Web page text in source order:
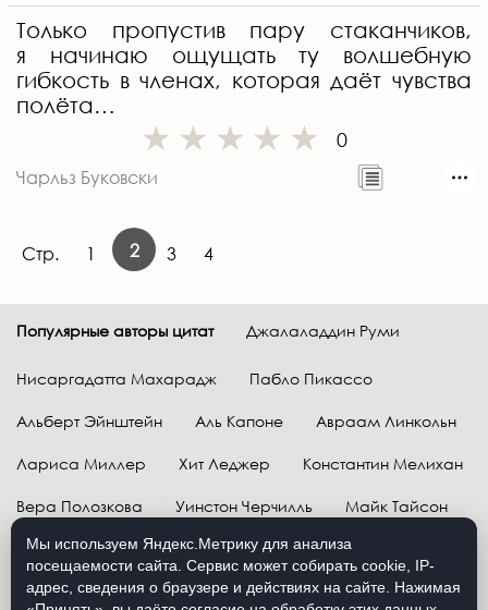
Только пропустив пару стаканчиков,
я начинаю ощущать ту волшебную
гибкость в членах, которая даёт чувства
полёта…
0
Чарльз Буковски
Стр. 1 2 3 4
Популярные авторы цитат Джалаладдин Руми
Нисаргадатта Махарадж Пабло Пикассо
Альберт Эйнштейн Аль Капоне Авраам Линкольн
Лариса Миллер Хит Леджер Константин Мелихан
Вера Полозкова Уинстон Черчилль Майк Тайсон
Марк Твен Расул Гамзатов Грег Плитт
Далай-лама XIV Уоррен Баффетт
Мы используем Яндекс.Метрику для анализа
посещаемости сайта. Сервис может собирать cookie, IP-
адрес, сведения о браузере и действиях на сайте. Нажимая